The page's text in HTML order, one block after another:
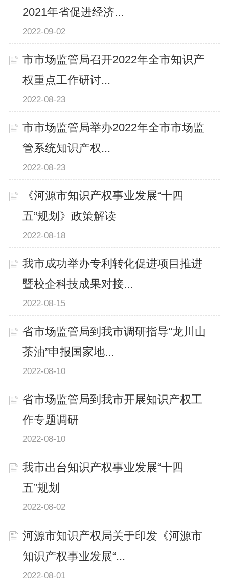
2021年省促进经济...
2022-09-02
市市场监管局召开2022年全市知识产
权重点工作研讨...
2022-08-23
市市场监管局举办2022年全市市场监
管系统知识产权...
2022-08-23
《河源市知识产权事业发展“十四
五”规划》政策解读
2022-08-18
我市成功举办专利转化促进项目推进
暨校企科技成果对接...
2022-08-15
省市场监管局到我市调研指导“龙川山
茶油”申报国家地...
2022-08-10
省市场监管局到我市开展知识产权工
作专题调研
2022-08-10
我市出台知识产权事业发展“十四
五”规划
2022-08-02
河源市知识产权局关于印发《河源市
知识产权事业发展“...
2022-08-01